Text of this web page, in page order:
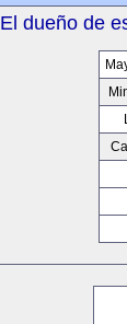
El dueño de